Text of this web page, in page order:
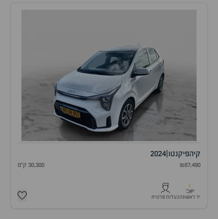
קיהפיקנטו 2024
₪87,490 30,300 ק"מ
1
יד ראשונהבעלות פרטית